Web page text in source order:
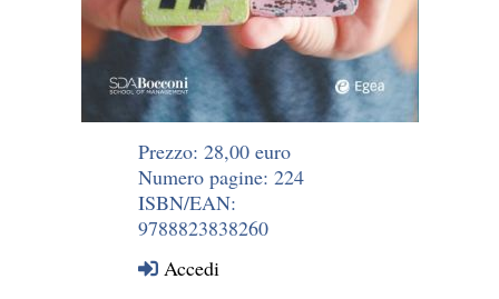
Prezzo: 28,00 euro
Numero pagine: 224
ISBN/EAN:
9788823838260
Accedi